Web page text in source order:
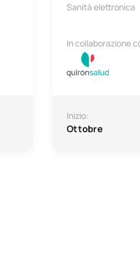
Sanità elettronica
In collaborazione
Inizio:
Ottobre